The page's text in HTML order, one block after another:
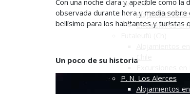
Río Pico
Alojamientos
Excursiones en
Chile
P. N. Los Alerces
Alojamientos
Con una noche clara y apacible como
observada durante hora y media
bellísimo para los habitantes y turistas
Un poco de su historia